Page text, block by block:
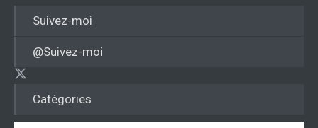
Catégories
Suivez-moi
@Suivez-moi